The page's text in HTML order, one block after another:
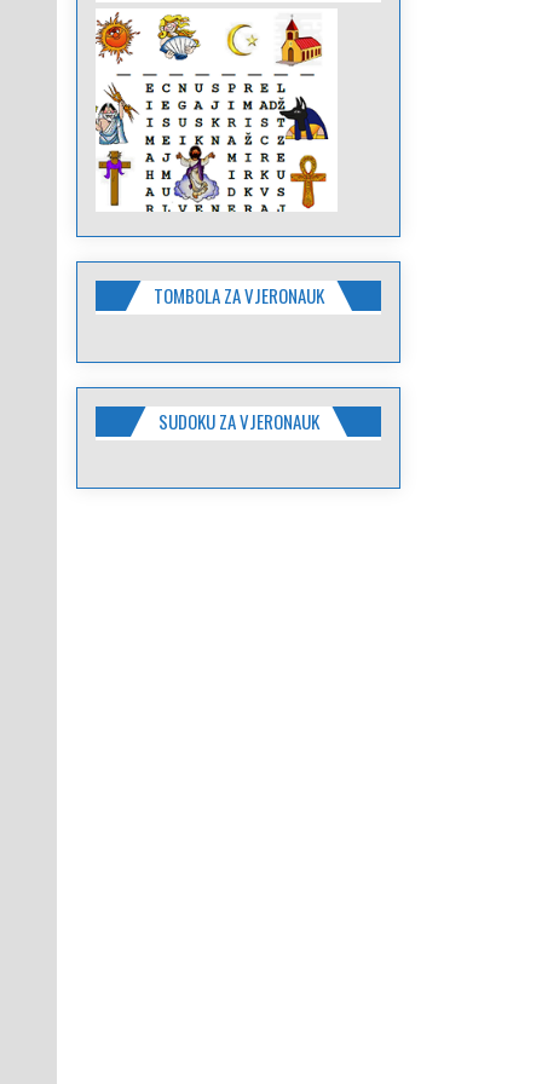
TOMBOLA ZA VJERONAUK
SUDOKU ZA VJERONAUK